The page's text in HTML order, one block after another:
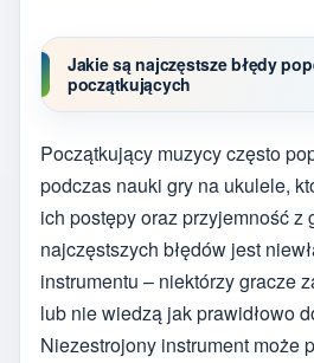
Jakie są najczęstsze błędy
początkujących
Początkujący muzycy często
podczas nauki gry na ukulele,
ich postępy oraz przyjemność z
najczęstszych błędów jest
instrumentu – niektórzy gracze
lub nie wiedzą jak prawidłowo
Niezestrojony instrument może